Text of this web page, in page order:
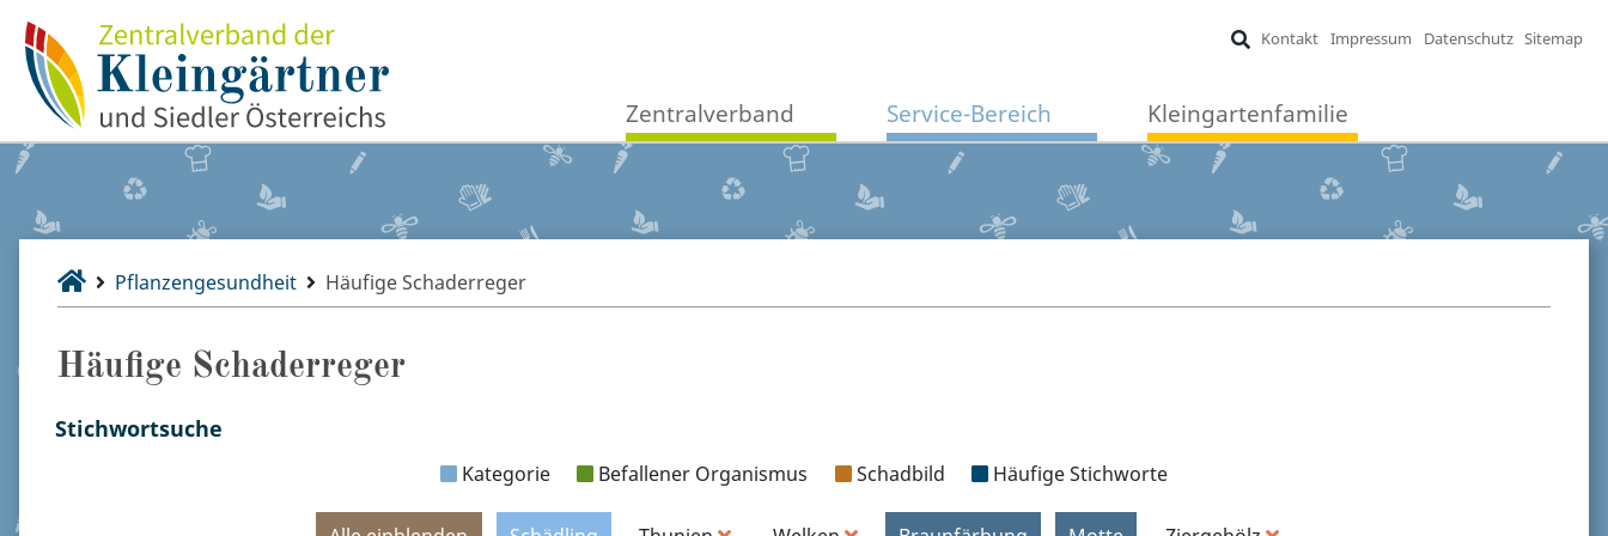
Zentralverband Service-Bereich Kleingartenfamilie
Kontakt Impressum Datenschutz Sitemap
Pflanzengesundheit Häufige Schaderreger
Häufige Schaderreger
Stichwortsuche
Kategorie Befallener Organismus Schadbild Häufige Stichworte